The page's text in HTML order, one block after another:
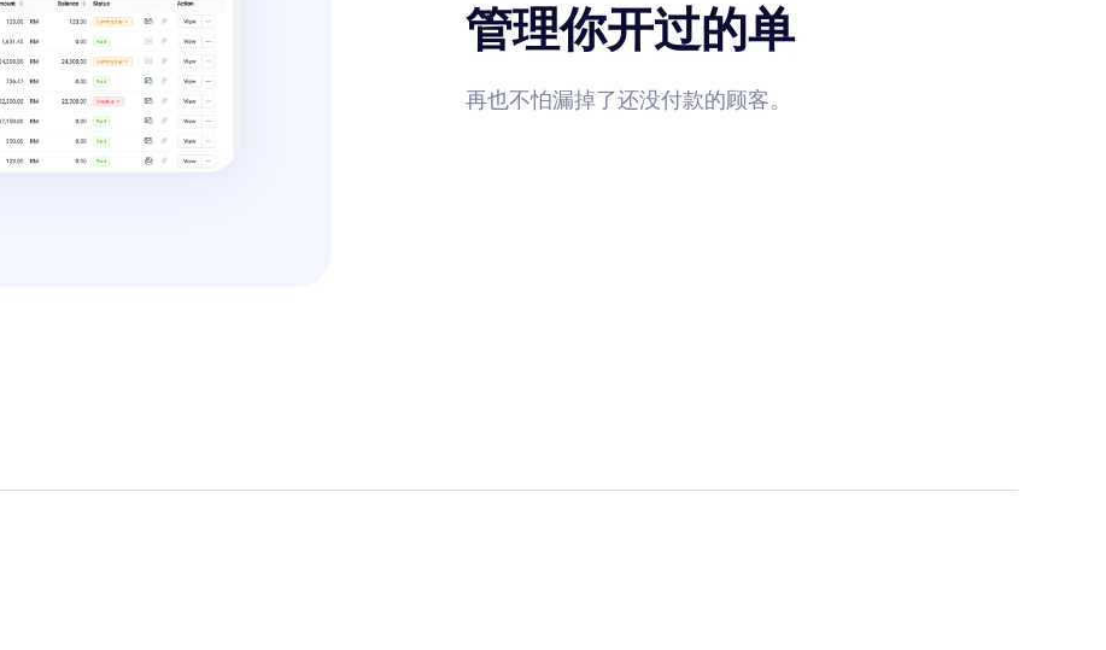
管理你开过的单
再也不怕漏掉了还没付款的顾客。